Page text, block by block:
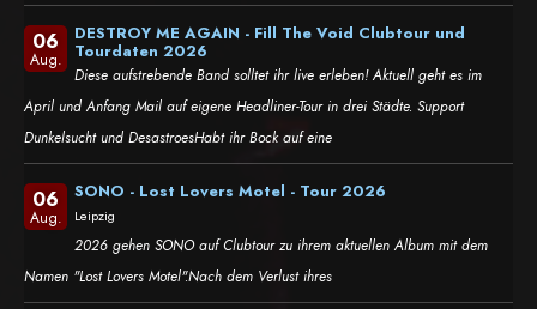
06
Aug.
DESTROY ME AGAIN - Fill The Void Clubtour und
Tourdaten 2026
Diese aufstrebende Band solltet ihr live erleben! Aktuell geht es im
April und Anfang Mail auf eigene Headliner-Tour in drei Städte. Support
Dunkelsucht und DesastroesHabt ihr Bock auf eine
06
Aug.
SONO - Lost Lovers Motel - Tour 2026
Leipzig
2026 gehen SONO auf Clubtour zu ihrem aktuellen Album mit dem
Namen "Lost Lovers Motel".Nach dem Verlust ihres